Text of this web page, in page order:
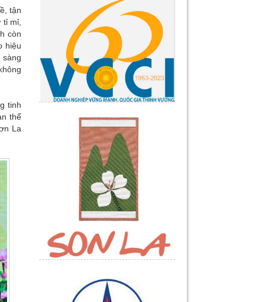
tận
mỉ,
còn
hiệu
sàng
tinh
thể
La